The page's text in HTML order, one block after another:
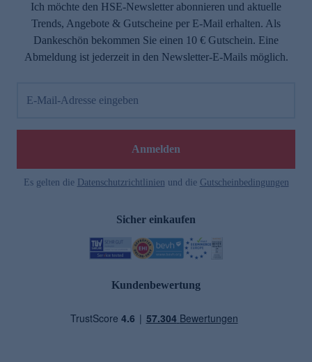
Ich möchte den HSE-Newsletter abonnieren und aktuelle
Trends, Angebote & Gutscheine per E-Mail erhalten. Als
Dankeschön bekommen Sie einen 10 € Gutschein. Eine
Abmeldung ist jederzeit in den Newsletter-E-Mails möglich.
E-Mail-Adresse eingeben
Anmelden
Es gelten die Datenschutzrichtlinien und die Gutscheinbedingungen
Sicher einkaufen
Kundenbewertung